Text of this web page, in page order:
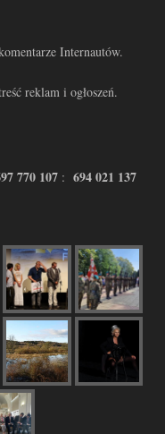
Internautów.
reklam i ogłoszeń.
770 107 : 694 021 137